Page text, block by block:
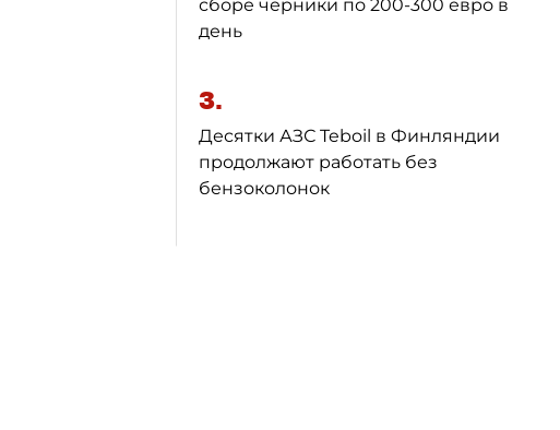
сборе черники по 200-300 евро в
день
3.
Десятки АЗС Teboil в Финляндии
продолжают работать без
бензоколонок